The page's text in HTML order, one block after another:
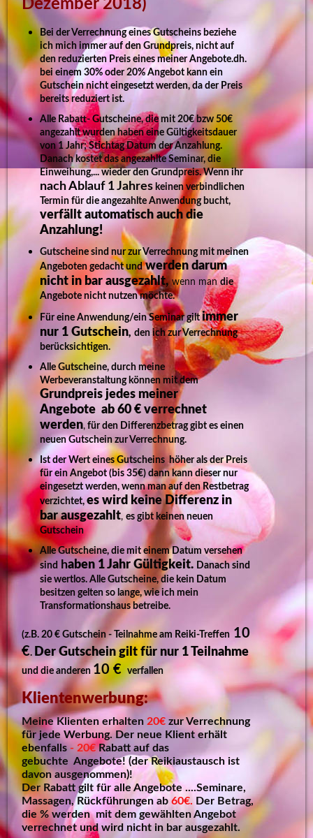
Dezember 2018)
Bei der Verrechnung eines Gutscheins beziehe
ich mich immer auf den Grundpreis, nicht auf
den reduzierten Preis eines meiner Angebote.dh.
bei einem 30% oder 20% Angebot kann ein
Gutschein nicht eingesetzt werden, da der Preis
bereits reduziert ist.
Alle Rabatt- Gutscheine, die mit 20€ bzw 50€
angezahlt wurden haben eine Gültigkeitsdauer
von 1 Jahr; Stichtag Datum der Anzahlung.
Danach kostet das angezahlte Seminar, die
Einweihung,... wieder den Grundpreis. Wenn ihr
nach Ablauf 1 Jahres keinen verbindlichen
Termin für die angezahlte Anwendung bucht,
verfällt automatisch auch die
Anzahlung!
Gutscheine sind nur zur Verrechnung mit meinen
Angeboten gedacht und werden darum
nicht in bar ausgezahlt, wenn mandie
Angebote nicht nutzen möchte.
Für eine Anwendung/ein Seminar gilt immer
nur 1 Gutschein, den ich zur Verrechnung
berücksichtigen.
Alle Gutscheine, durch meine
Werbeveranstaltung können mit dem
Grundpreis jedes meiner
Angebote ab 60 € verrechnet
werden, für den Differenzbetrag gibt es einen
neuen Gutschein zur Verrechnung.
Ist der Wert eines Gutscheins höher als der Preis
für ein Angebot (bis 35€) dann kann dieser nur
eingesetzt werden, wenn man auf den Restbetrag
verzichtet,es wird keine Differenz in
bar ausgezahlt,es gibt keinen neuen
Gutschein
Alle Gutscheine, die mit einem Datum versehen
sind
haben 1 Jahr Gültigkeit. Danach sind
sie wertlos. Alle Gutscheine, die kein Datum
besitzen gelten so lange, wie ich mein
Transformationshaus betreibe.
(z.B. 20 € Gutschein - Teilnahme am Reiki-Treffen 10
€. Der Gutschein gilt für nur 1 Teilnahme
und die anderen 10 €verfallen
Klientenwerbung:
Meine Klienten erhalten 20€ zur Verrechnung
für jede Werbung. Der neue Klient erhält
ebenfalls- 20€ Rabatt auf das
gebuchte Angebote!(der Reikiaustausch ist
davon ausgenommen)!
Der Rabatt gilt für alle Angebote ....Seminare,
Massagen, Rückführungen ab 60€. Der Betrag,
die % werden mit dem gewählten Angebot
verrechnet und wird nicht in bar ausgezahlt.